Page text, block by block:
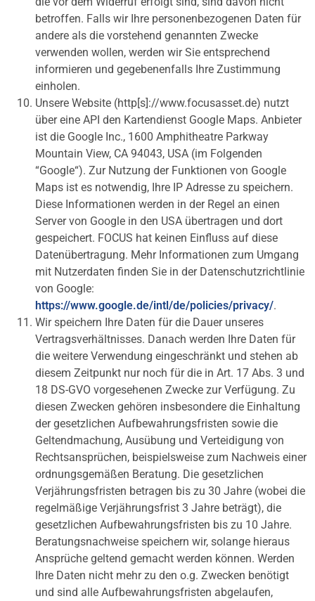
betroffen. Falls wir Ihre personenbezogenen Daten für
andere als die vorstehend genannten Zwecke
verwenden wollen, werden wir Sie entsprechend
informieren und gegebenenfalls Ihre Zustimmung
einholen.
Unsere Website (http[s]://www.focusasset.de) nutzt
über eine API den Kartendienst Google Maps. Anbieter
ist die Google Inc., 1600 Amphitheatre Parkway
Mountain View, CA 94043, USA (im Folgenden
“Google“). Zur Nutzung der Funktionen von Google
Maps ist es notwendig, Ihre IP Adresse zu speichern.
Diese Informationen werden in der Regel an einen
Server von Google in den USA übertragen und dort
gespeichert. FOCUS hat keinen Einfluss auf diese
Datenübertragung. Mehr Informationen zum Umgang
mit Nutzerdaten finden Sie in der Datenschutzrichtlinie
von Google:
https://www.google.de/intl/de/policies/privacy/.
Wir speichern Ihre Daten für die Dauer unseres
Vertragsverhältnisses. Danach werden Ihre Daten für
die weitere Verwendung eingeschränkt und stehen ab
diesem Zeitpunkt nur noch für die in Art. 17 Abs. 3 und
18 DS-GVO vorgesehenen Zwecke zur Verfügung. Zu
diesen Zwecken gehören insbesondere die Einhaltung
der gesetzlichen Aufbewahrungsfristen sowie die
Geltendmachung, Ausübung und Verteidigung von
Rechtsansprüchen, beispielsweise zum Nachweis einer
ordnungsgemäßen Beratung. Die gesetzlichen
Verjährungsfristen betragen bis zu 30 Jahre (wobei die
regelmäßige Verjährungsfrist 3 Jahre beträgt), die
gesetzlichen Aufbewahrungsfristen bis zu 10 Jahre.
Beratungsnachweise speichern wir, solange hieraus
Ansprüche geltend gemacht werden können. Werden
Ihre Daten nicht mehr zu den o.g. Zwecken benötigt
und sind alle Aufbewahrungsfristen abgelaufen,